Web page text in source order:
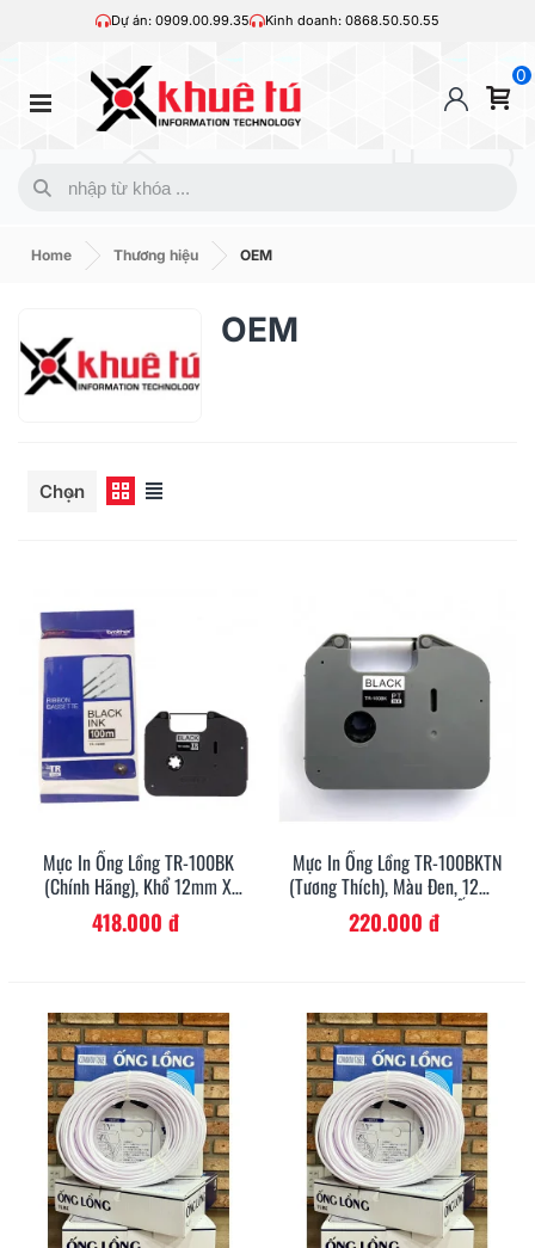
Dự án: 0909.00.99.35 Kinh doanh: 0868.50.50.55
0
Home Thương hiệu OEM
OEM
Chọn
Mực In Ống Lồng TR-100BK
(chính Hãng), Khổ 12mm X
100M, Màu Đen, Cho Máy In
Ống Brother
418.000 đ
Mực In Ống Lồng TR-100BKTN
(tương Thích), Màu Đen, 12mm
X 100M, Cho Máy In Ống
Brother
220.000 đ